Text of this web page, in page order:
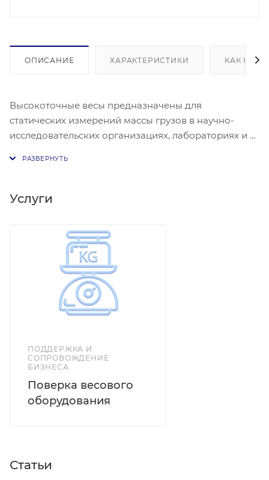
ОПИСАНИЕ ХАРАКТЕРИСТИКИ КАК
Высокоточные весы предназначены для
статических измерений массы грузов в научно-
исследовательских организациях, лабораториях и в
том числе счетный режим и режим взвешивания в
нержавеющей стали • Большой
жидкокристаллический дисплей с подсветкой •
Питание от сети через адаптер или от аккумулятора
• Учет массы тары • Удобная клавиша навигации • В
комплекте поставляется аккумулятор •
Автоматическое отключение • Интерфейс RS-232
Услуги
ПОДДЕРЖКА И
СОПРОВОЖДЕНИЕ
БИЗНЕСА
Поверка весового
оборудования
Статьи